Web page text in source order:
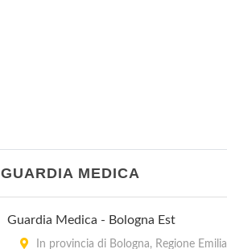
GUARDIA MEDICA
Guardia Medica - Bologna Est
In provincia di Bologna, Regione Emilia